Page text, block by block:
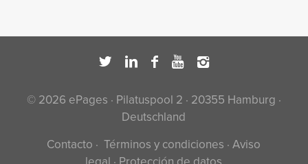
© 2026 ePages · Pilatuspool 2 · 20355 Hamburg ·
Deutschland
Contacto · Términos y condiciones ·Aviso